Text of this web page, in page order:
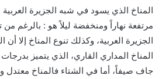
المناخ الذي يسود في شبه الجزيرة العربية
مرتفعة نهاراً ومنخفضة ليلاً هو : بالرغم
الجزيرة العربية، وكذلك تنوع المناخ إلا أن
المناخ المداري القاري، الذي يتميز بدرجات
جاف صيفاً، أما في الشتاء فالمناخ معتدل